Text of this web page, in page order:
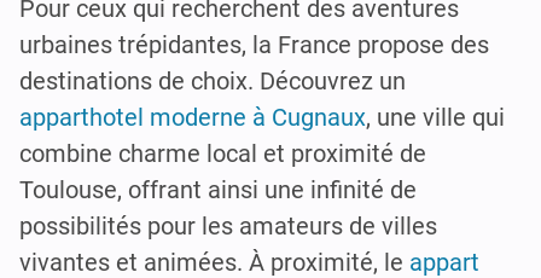
Pour ceux qui recherchent des aventures
urbaines trépidantes, la France propose des
destinations de choix. Découvrez un
apparthotel moderne à Cugnaux, une ville qui
combine charme local et proximité de
Toulouse, offrant ainsi une infinité de
possibilités pour les amateurs de villes
vivantes et animées. À proximité, le appart